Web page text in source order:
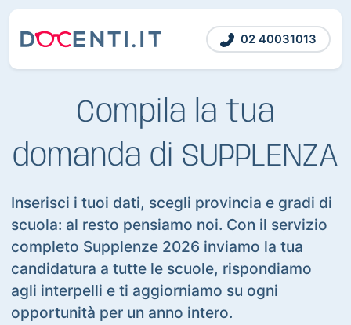
02 40031013
Compila la tua
domanda di SUPPLENZA
Inserisci i tuoi dati, scegli provincia e gradi di
scuola: al resto pensiamo noi. Con il servizio
completo Supplenze 2026 inviamo la tua
candidatura a tutte le scuole, rispondiamo
agli interpelli e ti aggiorniamo su ogni
opportunità per un anno intero.